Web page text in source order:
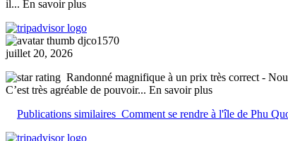
il... En savoir plus
djco1570
juillet 20, 2026
Randonné magnifique à un prix très correct -
C’est très agréable de pouvoir... En savoir plus
Publications similaires Comment se rendre à l'île de Phu